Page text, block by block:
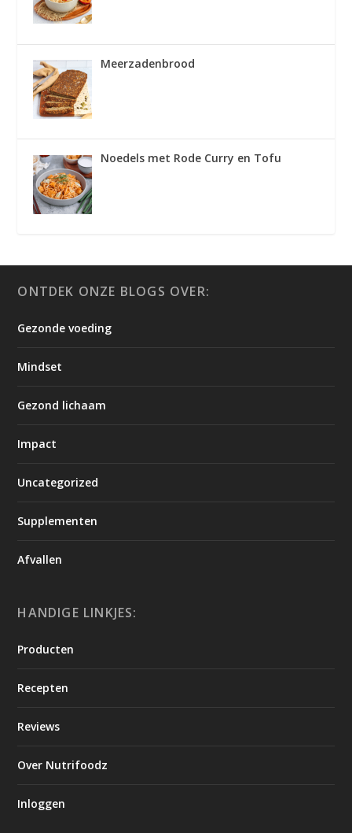
Meerzadenbrood
Noedels met Rode Curry en Tofu
ONTDEK ONZE BLOGS OVER:
Gezonde voeding
Mindset
Gezond lichaam
Impact
Uncategorized
Supplementen
Afvallen
HANDIGE LINKJES:
Producten
Recepten
Reviews
Over Nutrifoodz
Inloggen